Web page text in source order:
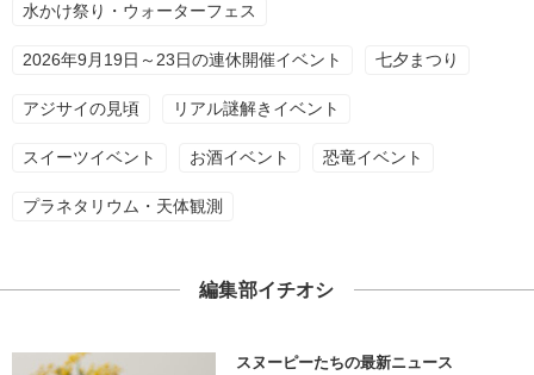
水かけ祭り・ウォーターフェス
2026年9月19日～23日の連休開催イベント 七夕まつり
アジサイの見頃 リアル謎解きイベント
スイーツイベント お酒イベント 恐竜イベント
プラネタリウム・天体観測
編集部イチオシ
スヌーピーたちの最新ニュース